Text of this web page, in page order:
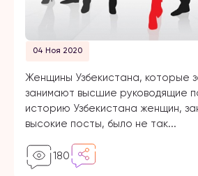
04 Ноя 2020
Женщины Узбекистана, которые
занимают высшие руководящие
историю Узбекистана женщин,
высокие посты, было не так...
180